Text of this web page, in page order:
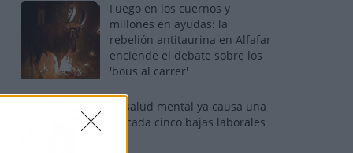
Fuego en los cuernos y
millones en ayudas: la
rebelión antitaurina en Alfafar
enciende el debate sobre los
'bous al carrer'
La salud mental ya causa una
de cada cinco bajas laborales